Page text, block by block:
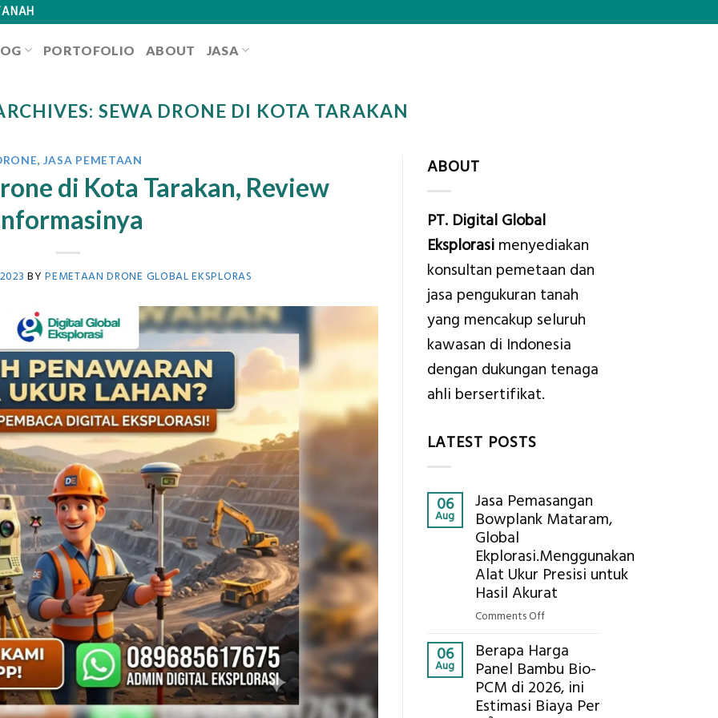
PORTOFOLIO ABOUT JASA
SEWA DRONE DI KOTA TARAKAN
, JASA PEMETAAN
di Kota Tarakan, Review
BYPEMETAAN DRONE GLOBAL EKSPLORAS
ABOUT
PT. Digital Global
Eksplorasimenyediakan
konsultan pemetaan dan
jasa pengukuran tanah
yang mencakup seluruh
kawasan di Indonesia
dengan dukungan tenaga
ahli bersertifikat.
LATEST POSTS
06
Aug
Jasa Pemasangan
Bowplank Mataram,
Global
Ekplorasi.Menggunakan
Alat Ukur Presisi untuk
Hasil Akurat
Comments Offon
Pemasangan
Bowplank
Mataram,
Global
06
Aug
Berapa Harga
Panel Bambu Bio-
PCM di 2026, ini
Estimasi Biaya Per